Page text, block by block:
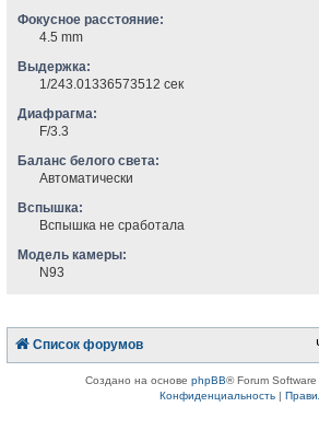
Фокусное расстояние:
4.5 mm
Выдержка:
1/243.01336573512 сек
Диафрагма:
F/3.3
Баланс белого света:
Автоматически
Вспышка:
Вспышка не сработала
Модель камеры:
N93
Список форумов
Создано на основе phpBB® Forum
Конфиденциальность|